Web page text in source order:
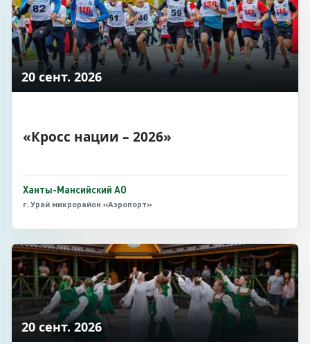
20 сент. 2026
«Кросс нации – 2026»
Ханты-Мансийский АО
г. Урай микрорайон «Аэропорт»
20 сент. 2026